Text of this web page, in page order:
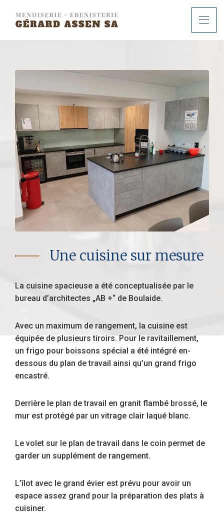
DE
SERVICES
RÉALISATIONS
CONTACT
Une cuisine sur mesure
La cuisine spacieuse a été conceptualisée par le
bureau d’architectes „AB +“ de Boulaide.
Avec un maximum de rangement, la cuisine est
équipée de plusieurs tiroirs. Pour le ravitaillement,
un frigo pour boissons spécial a été intégré en-
dessous du plan de travail ainsi qu’un grand frigo
encastré.
Derrière le plan de travail en granit flambé brossé, le
mur est protégé par un vitrage clair laqué blanc.
Le volet sur le plan de travail dans le coin permet de
garder un supplément de rangement.
L’îlot avec le grand évier est prévu pour avoir un
espace assez grand pour la préparation des plats à
cuisiner.